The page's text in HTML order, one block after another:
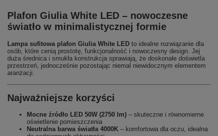
Plafon Giulia White LED – nowoczesne
światło w minimalistycznej formie
Lampa sufitowa plafon Giulia White LED to idealne rozwiązanie dla
osób, które cenią prostotę, funkcjonalność i nowoczesny design. Jej
duża średnica i smukła konstrukcja sprawiają, że doskonale doświetla
przestrzeń, jednocześnie pozostając niemal niewidocznym elementem
aranżacji.
Najważniejsze korzyści
Mocne źródło LED 50W (2750 lm) – skuteczne i równomierne
oświetlenie pomieszczenia
Neutralna barwa światła 4000K – komfortowa dla oczu, idealna